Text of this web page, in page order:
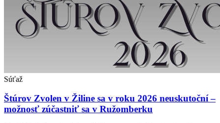
Súťaž
Štúrov Zvolen v Žiline sa v roku 2026 neuskutoční –
možnosť zúčastniť sa v Ružomberku